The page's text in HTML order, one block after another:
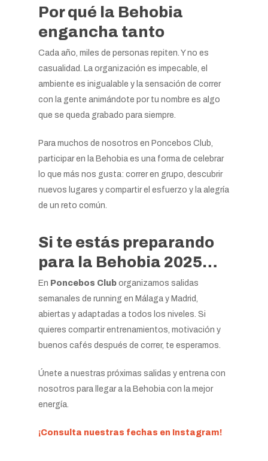
Por qué la Behobia
engancha tanto
Cada año, miles de personas repiten. Y no es
casualidad. La organización es impecable, el
ambiente es inigualable y la sensación de correr
con la gente animándote por tu nombre es algo
que se queda grabado para siempre.
Para muchos de nosotros en Poncebos Club,
participar en la Behobia es una forma de celebrar
lo que más nos gusta: correr en grupo, descubrir
nuevos lugares y compartir el esfuerzo y la alegría
de un reto común.
Si te estás preparando
para la Behobia 2025…
En Poncebos Club organizamos salidas
semanales de running en Málaga y Madrid,
abiertas y adaptadas a todos los niveles. Si
quieres compartir entrenamientos, motivación y
buenos cafés después de correr, te esperamos.
Únete a nuestras próximas salidas y entrena con
nosotros para llegar a la Behobia con la mejor
energía.
¡Consulta nuestras fechas en Instagram!